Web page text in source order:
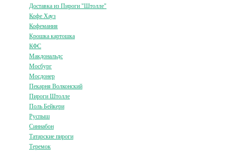
Доставка из Пироги "Штолле"
Кофе Хауз
Кофемания
Крошка картошка
КФС
Макдональдс
Мосбург
Мосдонер
Пекарня Волконский
Пироги Штолле
Поль Бейкери
Руспыш
Синнабон
Татарские пироги
Теремок